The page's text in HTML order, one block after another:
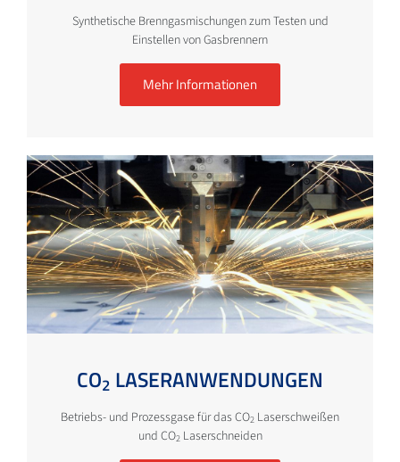
Synthetische Brenngasmischungen zum Testen und
Einstellen von Gasbrennern
Mehr Informationen
CO2 LASERANWENDUNGEN
Betriebs- und Prozessgase für das CO2 Laserschweißen
und CO2Laserschneiden